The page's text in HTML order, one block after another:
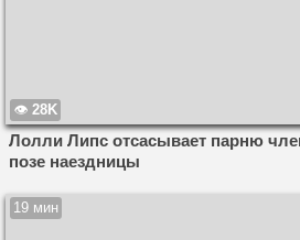
28K
Лолли Липс отсасывает парню
позе наездницы
19 мин